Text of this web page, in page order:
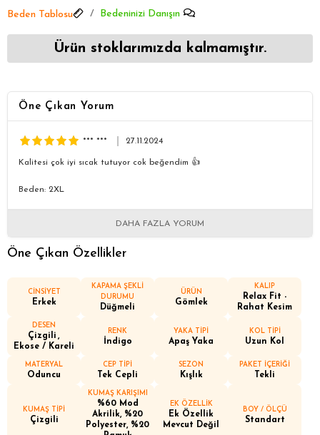
Beden Tablosu Bedeninizi Danışın
Ürün stoklarımızda kalmamıştır.
Öne Çıkan Yorum
*** *** 27.11.2024
Kalitesi çok iyi sıcak tutuyor cok beğendim 👍
Beden: 2XL
DAHA FAZLA YORUM
Öne Çıkan Özellikler
CİNSİYET
Erkek
KAPAMA ŞEKLİ
DURUMU
Düğmeli
ÜRÜN
Gömlek
KALIP
Relax Fit -
Rahat Kesim
DESEN
Çizgili
Ekose / Kareli
RENK
İndigo
YAKA TİPİ
Apaş Yaka
KOL TİPİ
Uzun Kol
MATERYAL
Oduncu
CEP TİPİ
Tek Cepli
SEZON
Kışlık
PAKET İÇERİĞİ
Tekli
KUMAŞ TİPİ
Çizgili
KUMAŞ KARIŞIMI
%60 Mod
Akrilik, %20
Polyester, %20
EK ÖZELLİK
Ek Özellik
Mevcut Değil
BOY / ÖLÇÜ
Standart